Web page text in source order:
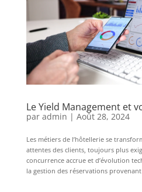
Le Yield Management et
par admin | Août 28, 2024
Les métiers de l’hôtellerie se
attentes des clients, toujours plus
concurrence accrue et d’évolution
la gestion des réservations